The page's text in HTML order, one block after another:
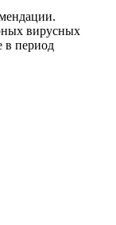
вирусных
в период